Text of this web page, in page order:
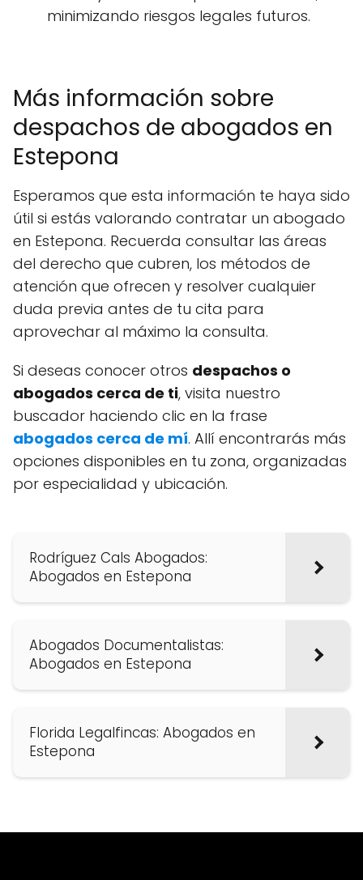
minimizando riesgos legales futuros.
Más información sobre
despachos de abogados en
Estepona
Esperamos que esta información te haya sido
útil si estás valorando contratar un abogado
en Estepona. Recuerda consultar las áreas
del derecho que cubren, los métodos de
atención que ofrecen y resolver cualquier
duda previa antes de tu cita para
aprovechar al máximo la consulta.
Si deseas conocer otros despachos o
abogados cerca de ti, visita nuestro
buscador haciendo clic en la frase
abogados cerca de mí. Allí encontrarás más
opciones disponibles en tu zona, organizadas
por especialidad y ubicación.
Rodríguez Cals Abogados:
Abogados en Estepona
Abogados Documentalistas:
Abogados en Estepona
Florida Legalfincas: Abogados en
Estepona